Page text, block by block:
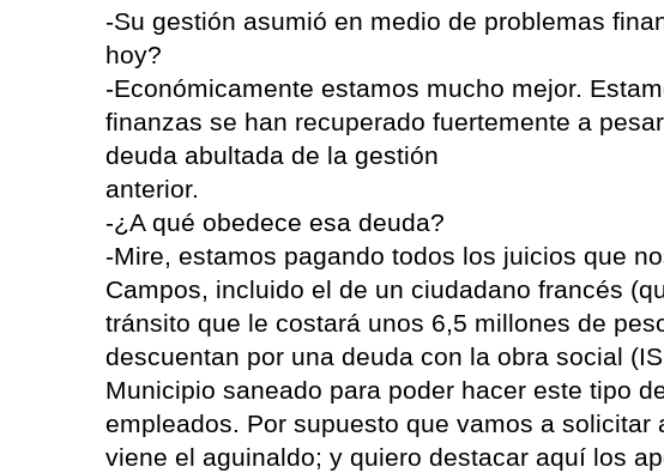
-Su gestión asumió en medio de problemas
hoy?
-Económicamente estamos mucho mejor.
finanzas se han recuperado fuertemente a
deuda abultada de la gestión
anterior.
-¿A qué obedece esa deuda?
-Mire, estamos pagando todos los juicios que
Campos, incluido el de un ciudadano francés
tránsito que le costará unos 6,5 millones de
descuentan por una deuda con la obra social
Municipio saneado para poder hacer este tipo
empleados. Por supuesto que vamos a solicitar
viene el aguinaldo; y quiero destacar aquí los